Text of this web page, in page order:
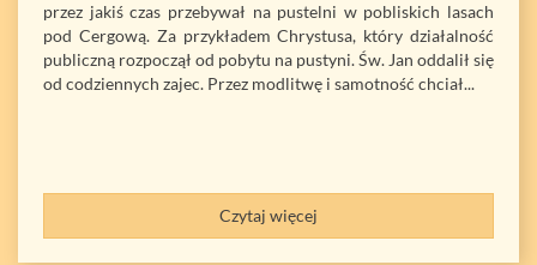
przez jakiś czas przebywał na pustelni w pobliskich lasach
pod Cergową. Za przykładem Chrystusa, który działalność
publiczną rozpoczął od pobytu na pustyni. Św. Jan oddalił się
od codziennych zajec. Przez modlitwę i samotność chciał...
Czytaj więcej